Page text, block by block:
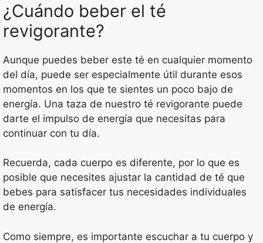
¿Cuándo beber el té
revigorante?
Aunque puedes beber este té en cualquier momento
del día, puede ser especialmente útil durante esos
momentos en los que te sientes un poco bajo de
energía. Una taza de nuestro té revigorante puede
darte el impulso de energía que necesitas para
continuar con tu día.
Recuerda, cada cuerpo es diferente, por lo que es
posible que necesites ajustar la cantidad de té que
bebes para satisfacer tus necesidades individuales
de energía.
Como siempre, es importante escuchar a tu cuerpo y